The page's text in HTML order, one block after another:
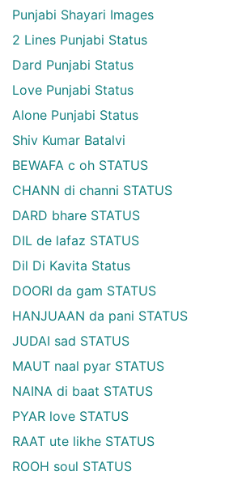
Punjabi Shayari Images
2 Lines Punjabi Status
Dard Punjabi Status
Love Punjabi Status
Alone Punjabi Status
Shiv Kumar Batalvi
BEWAFA c oh STATUS
CHANN di channi STATUS
DARD bhare STATUS
DIL de lafaz STATUS
Dil Di Kavita Status
DOORI da gam STATUS
HANJUAAN da pani STATUS
JUDAI sad STATUS
MAUT naal pyar STATUS
NAINA di baat STATUS
PYAR love STATUS
RAAT ute likhe STATUS
ROOH soul STATUS